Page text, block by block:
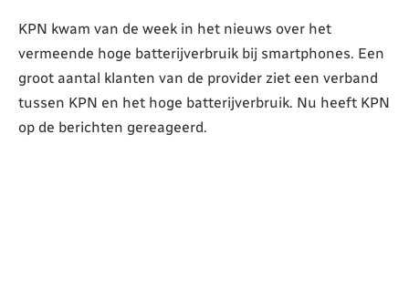
KPN kwam van de week in het nieuws over het
vermeende hoge batterijverbruik bij smartphones. Een
groot aantal klanten van de provider ziet een verband
tussen KPN en het hoge batterijverbruik. Nu heeft KPN
op de berichten gereageerd.